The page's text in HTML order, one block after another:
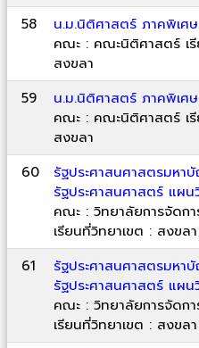
58
น.ม.นิติศาสตร์ ภาคพิเศ
คณะ : คณะนิติศาสตร์ เรี
สงขลา
59
น.ม.นิติศาสตร์ ภาคพิเศ
คณะ : คณะนิติศาสตร์ เรี
สงขลา
60
รัฐประศาสนศาสตรมหา
รัฐประศาสนศาสตร์ แผ
คณะ : วิทยาลัยการจัดก
เรียนที่วิทยาเขต : สงขลา
61
รัฐประศาสนศาสตรมหา
รัฐประศาสนศาสตร์ แผ
คณะ : วิทยาลัยการจัดก
เรียนที่วิทยาเขต : สงขลา